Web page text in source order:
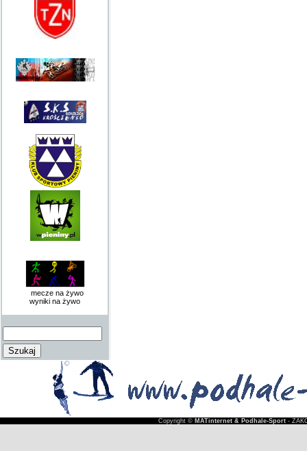
mecze na żywo
wyniki na żywo
Copyright © MATinternet & Podhale-Sport-